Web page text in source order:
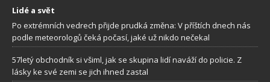
Lidé a svět
Po extrémních vedrech přijde prudká změna: V příštích dnech nás
podle meteorologů čeká počasí, jaké už nikdo nečekal
57letý obchodník si všiml, jak se skupina lidí naváží do policie. Z
lásky ke své zemi se jich ihned zastal